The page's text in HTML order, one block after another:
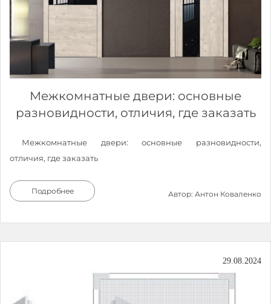
Межкомнатные двери: основные
разновидности, отличия, где заказать
Межкомнатные двери: основные разновидности,
отличия, где заказать
Подробнее Автор: Антон Коваленко
29.08.2024